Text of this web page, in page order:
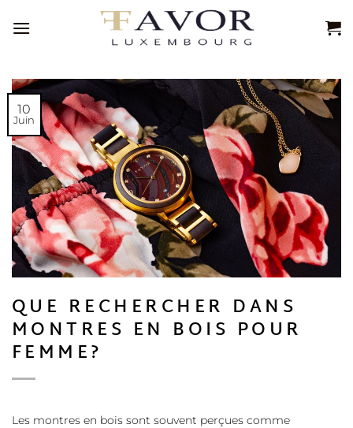
au
10
Juin
QUE RECHERCHER DANS
MONTRES EN BOIS POUR
FEMME?
Les montres en bois sont souvent perçues comme